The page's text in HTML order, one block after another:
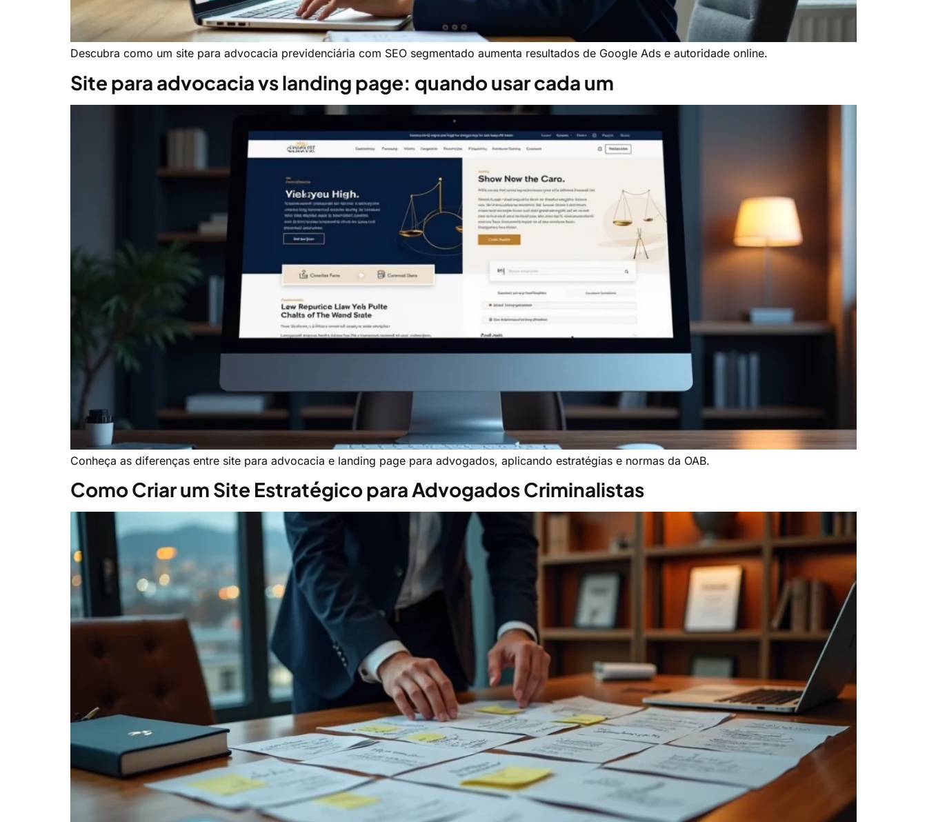
Descubra como um site para advocacia previdenciária com SEO segmentado aumenta resultados de Google Ads e autoridade online.
Site para advocacia vs landing page: quando usar cada um
Conheça as diferenças entre site para advocacia e landing page para advogados, aplicando estratégias e normas da OAB.
Como Criar um Site Estratégico para Advogados Criminalistas